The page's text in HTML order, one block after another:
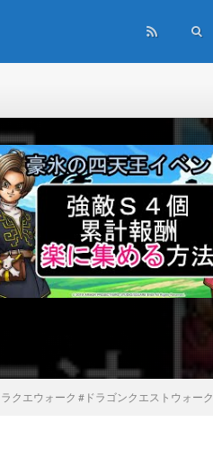
エウォーク #ドラゴンクエストウォーク